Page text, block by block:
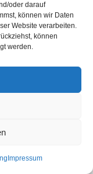
oder darauf
können wir Daten
Website verarbeiten.
können
werden.
Impressum
alanında faaliyet
Güvenlik Sistemi kuran